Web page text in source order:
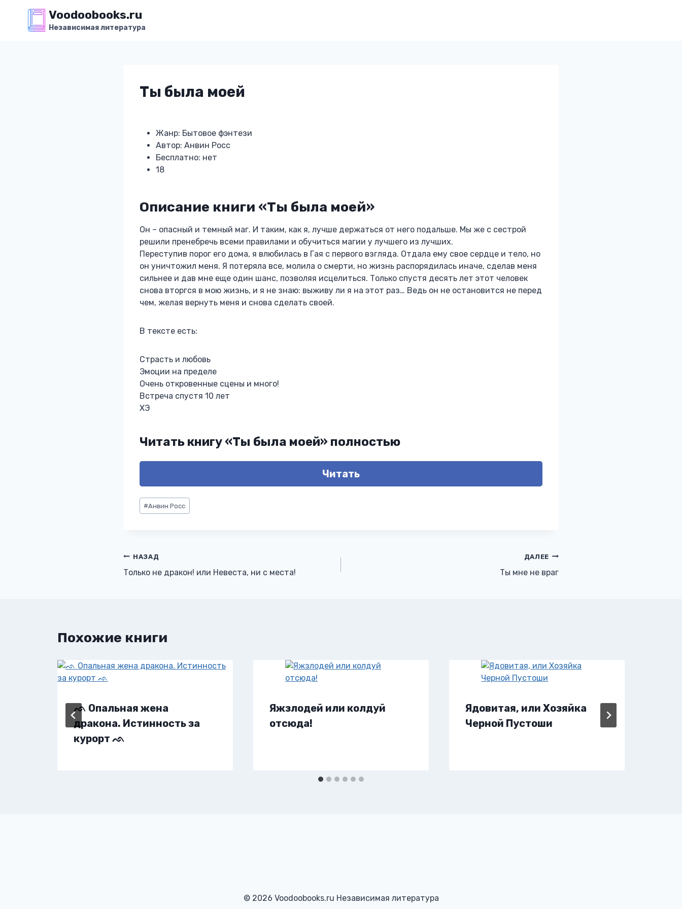
содержимому
Voodoobooks.ru
Независимая литература
Ты была моей
Жанр: Бытовое фэнтези
Автор: Анвин Росс
Бесплатно: нет
18
Описание книги «Ты была моей»
Он – опасный и темный маг. И таким, как я, лучше держаться от него подальше. Мы же с сестрой
решили пренебречь всеми правилами и обучиться магии у лучшего из лучших.
Переступив порог его дома, я влюбилась в Гая с первого взгляда. Отдала ему свое сердце и тело, но
он уничтожил меня. Я потеряла все, молила о смерти, но жизнь распорядилась иначе, сделав меня
сильнее и дав мне еще один шанс, позволяя исцелиться. Только спустя десять лет этот человек
снова вторгся в мою жизнь, и я не знаю: выживу ли я на этот раз… Ведь он не остановится не перед
чем, желая вернуть меня и снова сделать своей.
В тексте есть:
Страсть и любовь
Эмоции на пределе
Очень откровенные сцены и много!
Встреча спустя 10 лет
ХЭ
Читать книгу «Ты была моей» полностью
Читать
Метки
записи:
#Анвин Росс
Навигация
по
НАЗАД
Только не дракон! или Невеста, ни с места!
ДАЛЕЕ
Ты мне не враг
Похожие книги
ᨒ Опальная жена
дракона. Истинность за
курорт ᨒ
Яжзлодей или колдуй
отсюда!
Ядовитая, или Хозяйка
Черной Пустоши
© 2026 Voodoobooks.ru Независимая литература